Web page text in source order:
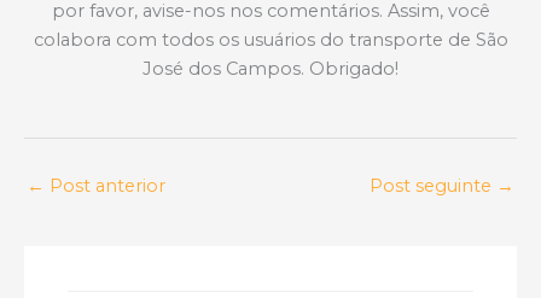
por favor, avise-nos nos comentários. Assim, você
colabora com todos os usuários do transporte de São
José dos Campos. Obrigado!
← Post anterior Post seguinte →